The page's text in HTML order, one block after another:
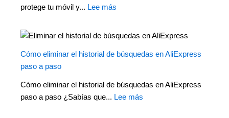
protege tu móvil y... Lee más
Cómo eliminar el historial de búsquedas en AliExpress
paso a paso
Cómo eliminar el historial de búsquedas en AliExpress
paso a paso ¿Sabías que... Lee más